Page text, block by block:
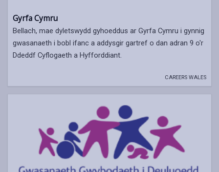
Gyrfa Cymru
Bellach, mae dyletswydd gyhoeddus ar Gyrfa Cymru i gynnig
gwasanaeth i bobl ifanc a addysgir gartref o dan adran 9 o'r
Ddeddf Cyflogaeth a Hyfforddiant.
CAREERS WALES